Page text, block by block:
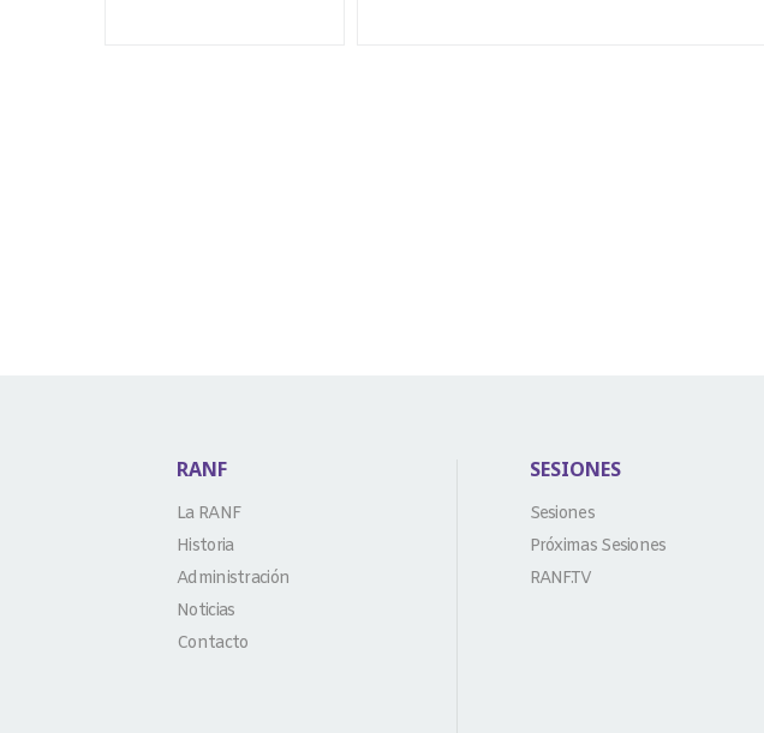
RANF
La RANF
Historia
Administración
Noticias
Contacto
SESIONES
Sesiones
Próximas Sesiones
RANF.TV